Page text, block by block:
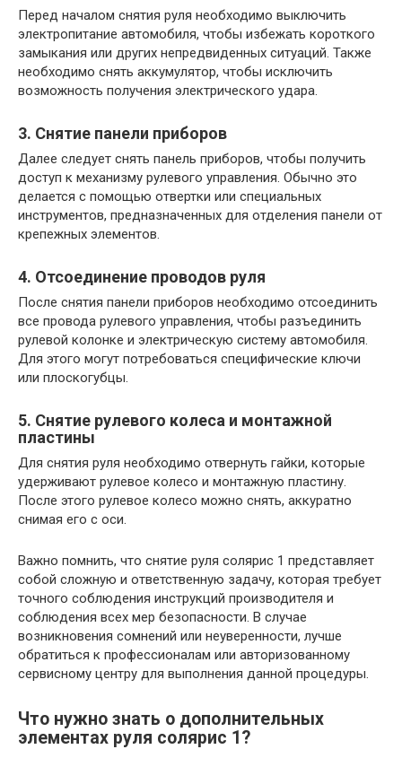
Перед началом снятия руля необходимо выключить
электропитание автомобиля, чтобы избежать короткого
замыкания или других непредвиденных ситуаций. Также
необходимо снять аккумулятор, чтобы исключить
возможность получения электрического удара.
3. Снятие панели приборов
Далее следует снять панель приборов, чтобы получить
доступ к механизму рулевого управления. Обычно это
делается с помощью отвертки или специальных
инструментов, предназначенных для отделения панели от
крепежных элементов.
4. Отсоединение проводов руля
После снятия панели приборов необходимо отсоединить
все провода рулевого управления, чтобы разъединить
рулевой колонке и электрическую систему автомобиля.
Для этого могут потребоваться специфические ключи
или плоскогубцы.
5. Снятие рулевого колеса и монтажной
пластины
Для снятия руля необходимо отвернуть гайки, которые
удерживают рулевое колесо и монтажную пластину.
После этого рулевое колесо можно снять, аккуратно
снимая его с оси.
Важно помнить, что снятие руля солярис 1 представляет
собой сложную и ответственную задачу, которая требует
точного соблюдения инструкций производителя и
соблюдения всех мер безопасности. В случае
возникновения сомнений или неуверенности, лучше
обратиться к профессионалам или авторизованному
сервисному центру для выполнения данной процедуры.
Что нужно знать о дополнительных
элементах руля солярис 1?